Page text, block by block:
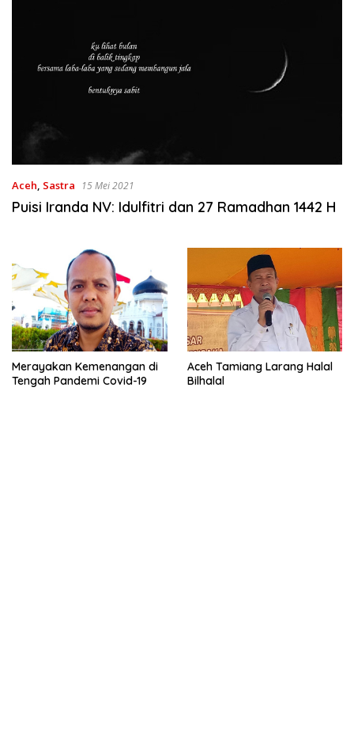
Aceh, Sastra 15 Mei 2021
Puisi Iranda NV: Idulfitri dan 27 Ramadhan 1442 H
Merayakan Kemenangan di
Tengah Pandemi Covid-19
Aceh Tamiang Larang Halal
Bilhalal